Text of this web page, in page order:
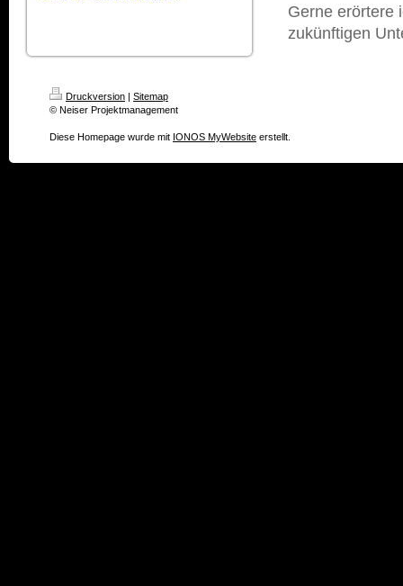
Gerne erörtere
zukünftigen
Druckversion | Sitemap
© Neiser Projektmanagement
Diese Homepage wurde mit IONOS MyWebsite erstellt.